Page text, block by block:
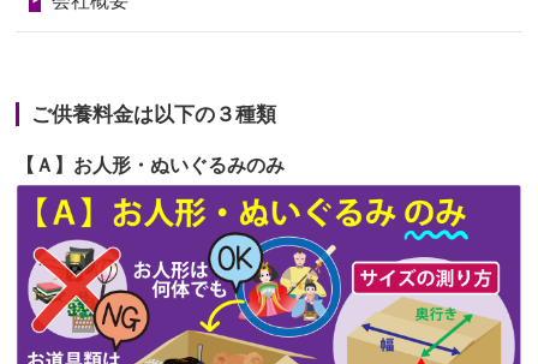
2026/06/23
が伸びた時...
2026/06/22
娘の初めてのひな祭りにあわせて、娘
の祖父母か...
2026/06/20
雛人形をお道具も含め一式で引き取っ
てくださる...
第65回人形供養祭令和5年11月09日(木)
第64回人形供養祭令和5年9月21日(木)
第63回人形供養祭 令和5年8月1日(火)
第62回人形供養祭令和5年6月21日(水)
第61回人形供養祭 令和5年5月19日(金)
ご供養料金は以下の３種類
【Ａ】お人形・ぬいぐるみのみ